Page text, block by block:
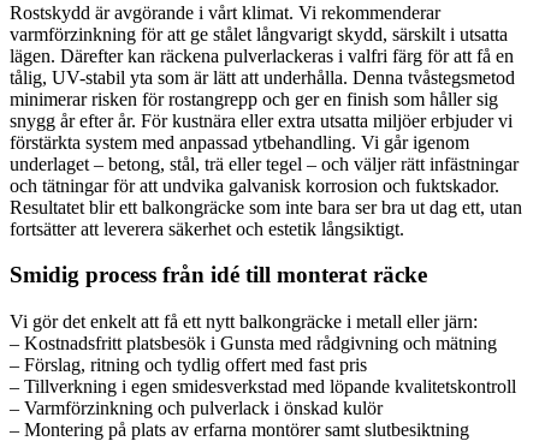
Rostskydd är avgörande i vårt klimat. Vi rekommenderar
varmförzinkning för att ge stålet långvarigt skydd, särskilt i utsatta
lägen. Därefter kan räckena pulverlackeras i valfri färg för att få en
tålig, UV-stabil yta som är lätt att underhålla. Denna tvåstegsmetod
minimerar risken för rostangrepp och ger en finish som håller sig
snygg år efter år. För kustnära eller extra utsatta miljöer erbjuder vi
förstärkta system med anpassad ytbehandling. Vi går igenom
underlaget – betong, stål, trä eller tegel – och väljer rätt infästningar
och tätningar för att undvika galvanisk korrosion och fuktskador.
Resultatet blir ett balkongräcke som inte bara ser bra ut dag ett, utan
fortsätter att leverera säkerhet och estetik långsiktigt.
Smidig process från idé till monterat räcke
Vi gör det enkelt att få ett nytt balkongräcke i metall eller järn:
– Kostnadsfritt platsbesök i Gunsta med rådgivning och mätning
– Förslag, ritning och tydlig offert med fast pris
– Tillverkning i egen smidesverkstad med löpande kvalitetskontroll
– Varmförzinkning och pulverlack i önskad kulör
– Montering på plats av erfarna montörer samt slutbesiktning